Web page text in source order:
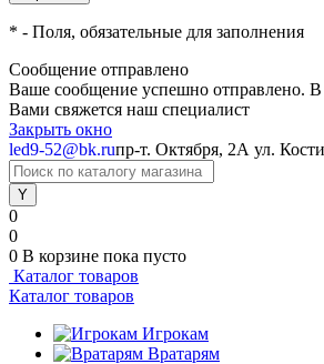
* - Поля, обязательные для заполнения
Сообщение отправлено
Ваше сообщение успешно отправлено.
Вами свяжется наш специалист
Закрыть окно
led9-52@bk.ruпр-т. Октября, 2А ул.
0
0
0 В корзине пока пусто
Каталог товаров
Каталог товаров
Игрокам
Вратарям